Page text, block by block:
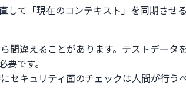
して「現在のコンテキスト」を同期させ
間違えることがあります。テストデータ
です。
セキュリティ面のチェックは人間が行う